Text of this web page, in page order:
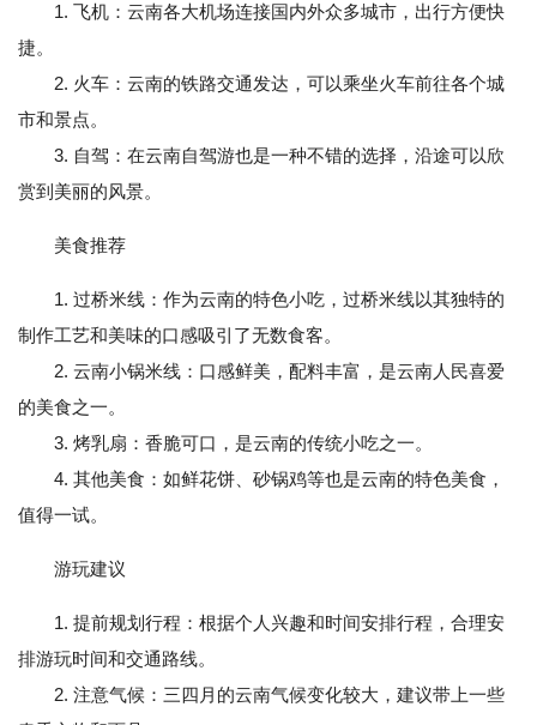
1. 飞机：云南各大机场连接国内外众多城市，出行方便快
捷。
2. 火车：云南的铁路交通发达，可以乘坐火车前往各个城
市和景点。
3. 自驾：在云南自驾游也是一种不错的选择，沿途可以欣
赏到美丽的风景。
美食推荐
1. 过桥米线：作为云南的特色小吃，过桥米线以其独特的
制作工艺和美味的口感吸引了无数食客。
2. 云南小锅米线：口感鲜美，配料丰富，是云南人民喜爱
的美食之一。
3. 烤乳扇：香脆可口，是云南的传统小吃之一。
4. 其他美食：如鲜花饼、砂锅鸡等也是云南的特色美食，
值得一试。
游玩建议
1. 提前规划行程：根据个人兴趣和时间安排行程，合理安
排游玩时间和交通路线。
2. 注意气候：三四月的云南气候变化较大，建议带上一些